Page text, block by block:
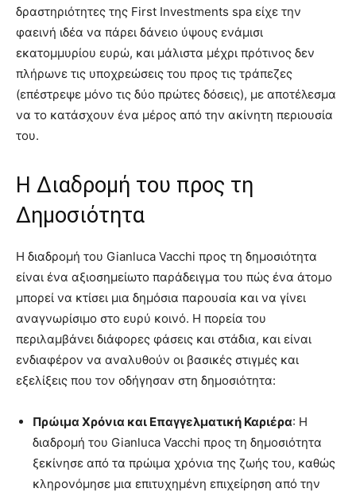
δραστηριότητες της First Investments spa είχε την
φαεινή ιδέα να πάρει δάνειο ύψους ενάμισι
εκατομμυρίου ευρώ, και μάλιστα μέχρι πρότινος δεν
πλήρωνε τις υποχρεώσεις του προς τις τράπεζες
(επέστρεψε μόνο τις δύο πρώτες δόσεις), με αποτέλεσμα
να το κατάσχουν ένα μέρος από την ακίνητη περιουσία
του.
Η Διαδρομή του προς τη
Δημοσιότητα
Η διαδρομή του Gianluca Vacchi προς τη δημοσιότητα
είναι ένα αξιοσημείωτο παράδειγμα του πώς ένα άτομο
μπορεί να κτίσει μια δημόσια παρουσία και να γίνει
αναγνωρίσιμο στο ευρύ κοινό. Η πορεία του
περιλαμβάνει διάφορες φάσεις και στάδια, και είναι
ενδιαφέρον να αναλυθούν οι βασικές στιγμές και
εξελίξεις που τον οδήγησαν στη δημοσιότητα:
Πρώιμα Χρόνια και Επαγγελματική Καριέρα: Η
διαδρομή του Gianluca Vacchi προς τη δημοσιότητα
ξεκίνησε από τα πρώιμα χρόνια της ζωής του, καθώς
κληρονόμησε μια επιτυχημένη επιχείρηση από την